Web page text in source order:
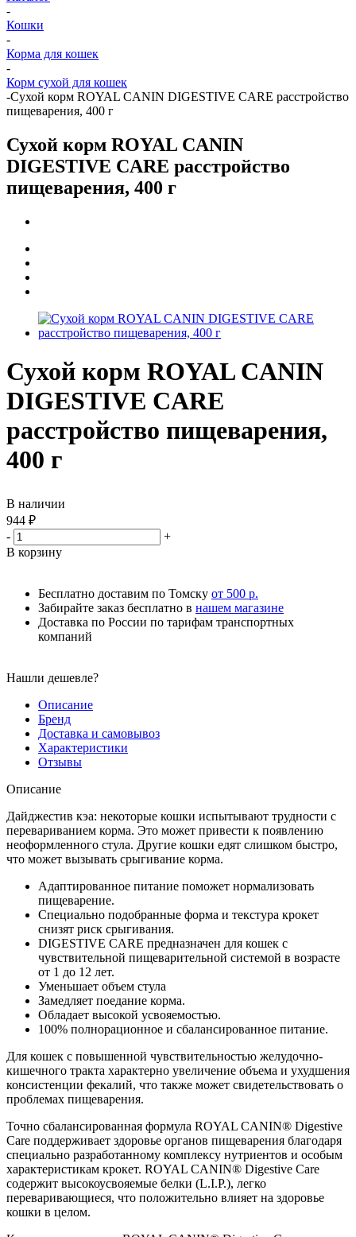
-
Кошки
-
Корма для кошек
-
Корм сухой для кошек
-Сухой корм ROYAL CANIN DIGESTIVE CARE расстройство
пищеварения, 400 г
Сухой корм ROYAL CANIN
DIGESTIVE CARE расстройство
пищеварения, 400 г
Сухой корм ROYAL CANIN
DIGESTIVE CARE
расстройство пищеварения,
400 г
В наличии
944 ₽
-
+
В корзину
Бесплатно доставим по Томску от 500 р.
Забирайте заказ бесплатно в нашем магазине
Доставка по России по тарифам транспортных
компаний
Нашли дешевле?
Описание
Бренд
Доставка и самовывоз
Характеристики
Отзывы
Описание
Дайджестив кэа: некоторые кошки испытывают трудности с
перевариванием корма. Это может привести к появлению
неоформленного стула. Другие кошки едят слишком быстро,
что может вызывать срыгивание корма.
Адаптированное питание поможет нормализовать
пищеварение.
Специально подобранные форма и текстура крокет
снизят риск срыгивания.
DIGESTIVE CARE предназначен для кошек с
чувствительной пищеварительной системой в возрасте
от 1 до 12 лет.
Уменьшает объем стула
Замедляет поедание корма.
Обладает высокой усвояемостью.
100% полнорационное и сбалансированное питание.
Для кошек с повышенной чувствительностью желудочно-
кишечного тракта характерно увеличение объема и ухудшения
консистенции фекалий, что также может свидетельствовать о
проблемах пищеварения.
Точно сбалансированная формула ROYAL CANIN® Digestive
Care поддерживает здоровье органов пищеварения благодаря
специально разработанному комплексу нутриентов и особым
характеристикам крокет. ROYAL CANIN® Digestive Care
содержит высокоусвояемые белки (L.I.P.), легко
переваривающиеся, что положительно влияет на здоровье
кошки в целом.